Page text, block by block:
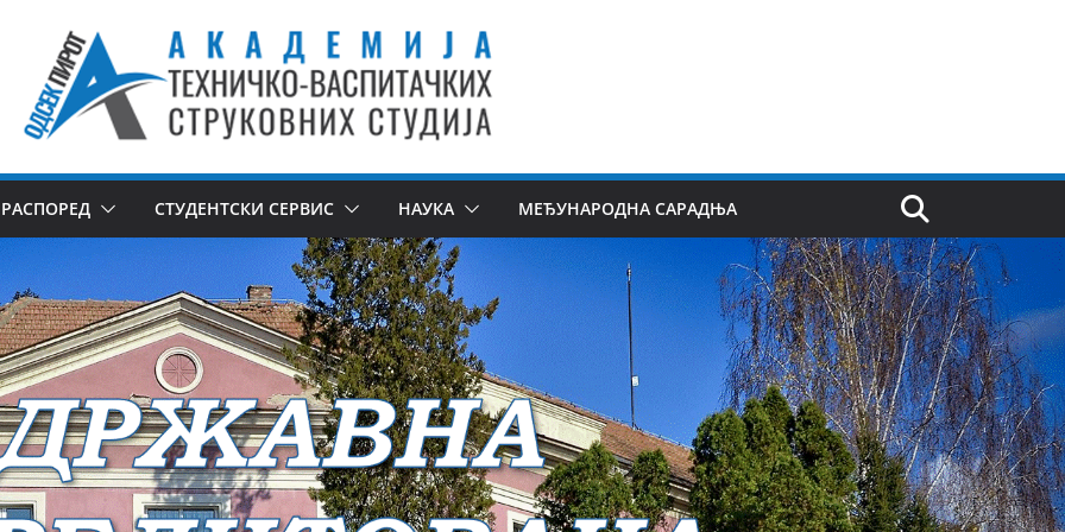
РАСПОРЕД СТУДЕНТСКИ СЕРВИС НАУКА МЕЂУНАРОДНА САРАДЊА